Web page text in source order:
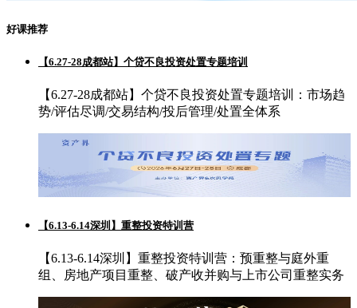
好课推荐
【6.27-28成都站】个贷不良投资处置专题培训
【6.27-28成都站】个贷不良投资处置专题培训：市场趋
势/评估尽调/交易结构/投后管理/处置全体系
【6.13-6.14深圳】重整投资特训营
【6.13-6.14深圳】重整投资特训营：预重整与庭外重
组、房地产项目重整、破产收并购与上市公司重整实务